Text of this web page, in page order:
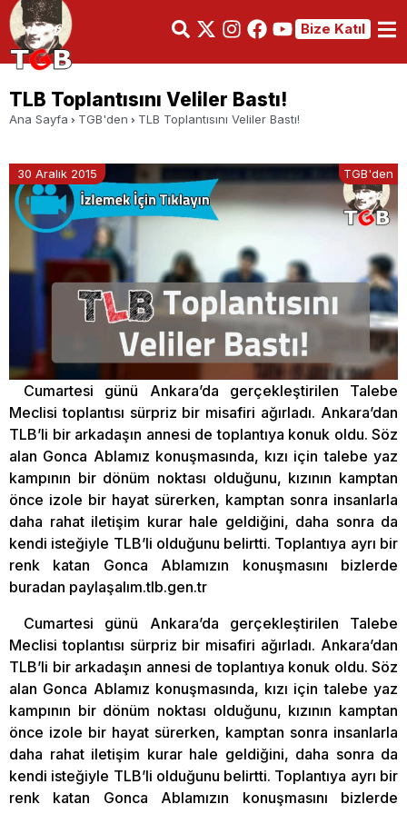
Bize Katıl
TLB Toplantısını Veliler Bastı!
Ana Sayfa TGB'den TLB Toplantısını Veliler Bastı!
30 Aralık 2015 TGB'den
Cumartesi günü Ankara’da gerçekleştirilen Talebe
Meclisi toplantısı sürpriz bir misafiri ağırladı. Ankara’dan
TLB’li bir arkadaşın annesi de toplantıya konuk oldu. Söz
alan Gonca Ablamız konuşmasında, kızı için talebe yaz
kampının bir dönüm noktası olduğunu, kızının kamptan
önce izole bir hayat sürerken, kamptan sonra insanlarla
daha rahat iletişim kurar hale geldiğini, daha sonra da
kendi isteğiyle TLB’li olduğunu belirtti. Toplantıya ayrı bir
renk katan Gonca Ablamızın konuşmasını bizlerde
buradan paylaşalım.tlb.gen.tr
Cumartesi günü Ankara’da gerçekleştirilen Talebe
Meclisi toplantısı sürpriz bir misafiri ağırladı. Ankara’dan
TLB’li bir arkadaşın annesi de toplantıya konuk oldu. Söz
alan Gonca Ablamız konuşmasında, kızı için talebe yaz
kampının bir dönüm noktası olduğunu, kızının kamptan
önce izole bir hayat sürerken, kamptan sonra insanlarla
daha rahat iletişim kurar hale geldiğini, daha sonra da
kendi isteğiyle TLB’li olduğunu belirtti. Toplantıya ayrı bir
renk katan Gonca Ablamızın konuşmasını bizlerde